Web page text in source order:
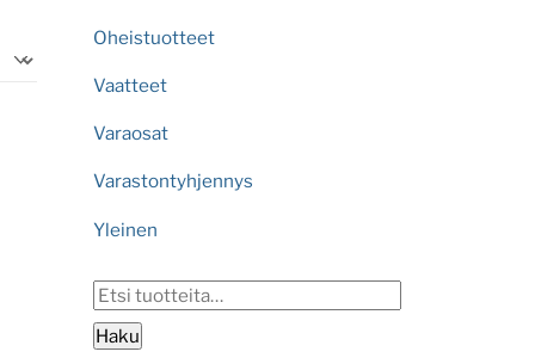
Oheistuotteet
Vaatteet
Varaosat
Varastontyhjennys
Yleinen
Etsi:
Haku